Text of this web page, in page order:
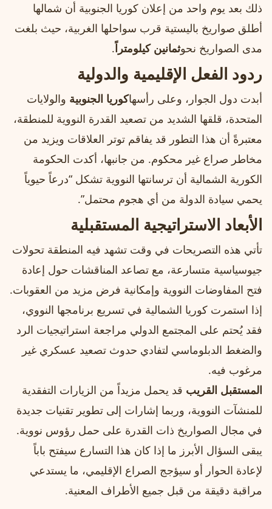
ذلك بعد يوم واحد من إعلان كوريا الجنوبية أن شمالها
أطلق صواريخ باليستية قرب سواحلها الغربية، حيث بلغت
مدى الصواريخ نحوثمانين كيلومتراً.
ردود الفعل الإقليمية والدولية
أبدت دول الجوار، وعلى رأسهاكوريا الجنوبية والولايات
المتحدة، قلقها الشديد من تصعيد القدرة النووية للمنطقة،
معتبرةً أن هذا التطور قد يفاقم توتر العلاقات ويزيد من
مخاطر صراع غير محكوم. من جانبها، أكدت الحكومة
الكورية الشمالية أن ترسانتها النووية تشكل “درعاً حيوياً
يحمي سيادة الدولة من أي هجوم محتمل”.
الأبعاد الاستراتيجية المستقبلية
تأتي هذه التصريحات في وقت تشهد فيه المنطقة تحولات
جيوسياسية متسارعة، مع تصاعد المناقشات حول إعادة
فتح المفاوضات النووية وإمكانية فرض مزيد من العقوبات.
إذا استمرت كوريا الشمالية في تسريع برنامجها النووي،
فقد يُحتم على المجتمع الدولي مراجعة استراتيجيات الرد
والضغط الدبلوماسي لتفادي حدوث تصعيد عسكري غير
مرغوب فيه.
المستقبل القريب قد يحمل مزيداً من الزيارات التفقدية
للمنشآت النووية، وربما إشارات إلى تطوير تقنيات جديدة
في مجال الصواريخ ذات القدرة على حمل رؤوس نووية.
يبقى السؤال الأبرز ما إذا كان هذا التسارع سيفتح باباً
لإعادة الحوار أو سيؤجج الصراع الإقليمي، ما يستدعي
مراقبة دقيقة من قبل جميع الأطراف المعنية.